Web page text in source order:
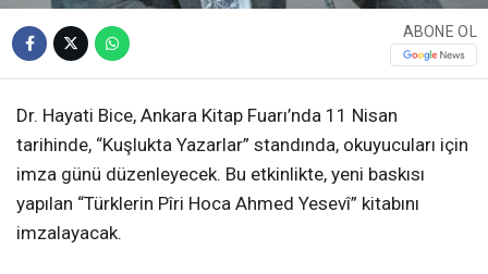
ABONE OL
Dr. Hayati Bice, Ankara Kitap Fuarı’nda 11 Nisan
tarihinde, “Kuşlukta Yazarlar” standında, okuyucuları için
imza günü düzenleyecek. Bu etkinlikte, yeni baskısı
yapılan “Türklerin Pîri Hoca Ahmed Yesevî” kitabını
imzalayacak.